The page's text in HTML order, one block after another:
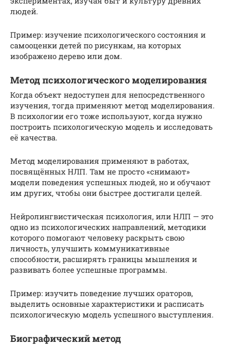
людей.
Пример: изучение психологического состояния и
самооценки детей по рисункам, на которых
изображено дерево или дом.
Метод психологического моделирования
Когда объект недоступен для непосредственного
изучения, тогда применяют метод моделирования.
В психологии его тоже используют, когда нужно
построить психологическую модель и исследовать
её качества.
Метод моделирования применяют в работах,
посвящённых НЛП. Там не просто «снимают»
модели поведения успешных людей, но и обучают
им других, чтобы они быстрее достигали целей.
Нейролингвистическая психология, или НЛП — это
одно из психологических направлений, методики
которого помогают человеку раскрыть свою
личность, улучшить коммуникативные
способности, расширять границы мышления и
развивать более успешные программы.
Пример: изучить поведение лучших ораторов,
выделить основные характеристики и расписать
психологическую модель успешного выступления.
Биографический метод